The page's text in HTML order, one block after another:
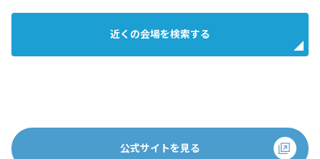
近くの会場を検索する
公式サイトを見る